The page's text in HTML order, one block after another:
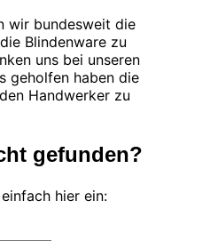
wir bundesweit die
Blindenware zu
uns bei unseren
geholfen haben die
Handwerker zu
gefunden?
hier ein: